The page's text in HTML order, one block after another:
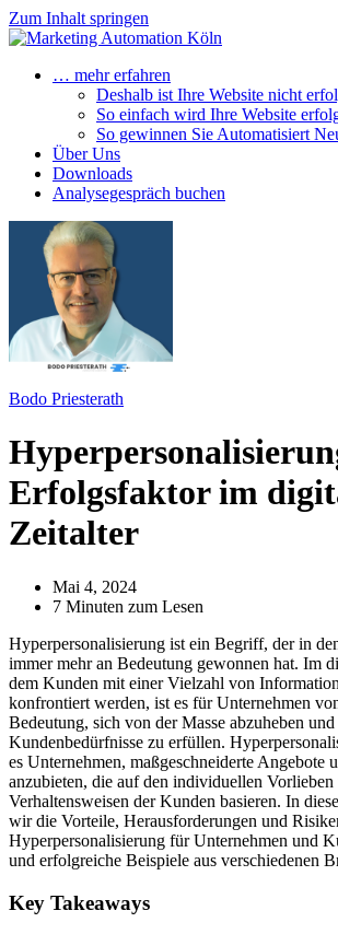
Zum Inhalt springen
… mehr erfahren
Deshalb ist Ihre Website nicht
So einfach wird Ihre Website
So gewinnen Sie Automatisiert
Über Uns
Downloads
Analysegespräch buchen
Bodo Priesterath
Erfolgsfaktor im
Zeitalter
Mai 4, 2024
7 Minuten zum Lesen
Hyperpersonalisierung ist ein Begriff, der in
immer mehr an Bedeutung gewonnen hat. Im
dem Kunden mit einer Vielzahl von
konfrontiert werden, ist es für Unternehmen
Bedeutung, sich von der Masse abzuheben
Kundenbedürfnisse zu erfüllen.
es Unternehmen, maßgeschneiderte Angebote
anzubieten, die auf den individuellen Vorlieben
Verhaltensweisen der Kunden basieren. In
wir die Vorteile, Herausforderungen und
Hyperpersonalisierung für Unternehmen und
und erfolgreiche Beispiele aus verschiedenen
Key Takeaways